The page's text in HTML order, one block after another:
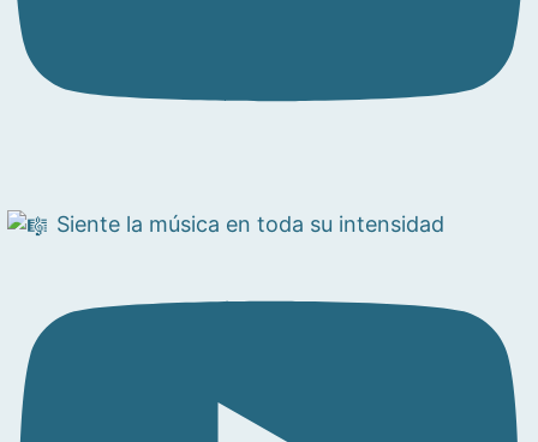
Siente la música en toda su intensidad